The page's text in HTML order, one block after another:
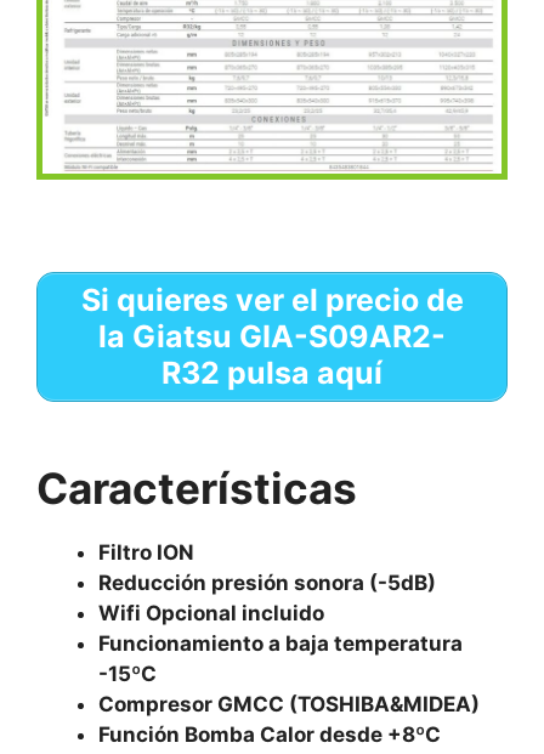
Si quieres ver el precio de
la Giatsu GIA-S09AR2-
R32 pulsa aquí
Características
Filtro ION
Reducción presión sonora (-5dB)
Wifi Opcional incluido
Funcionamiento a baja temperatura
-15ºC
Compresor GMCC (TOSHIBA&MIDEA)
Función Bomba Calor desde +8ºC